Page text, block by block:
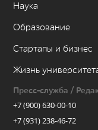
Наука
Образование
Стартапы и бизнес
Жизнь
Пресс-служба /
+7 (900) 630-00-10
+7 (931) 238-46-72